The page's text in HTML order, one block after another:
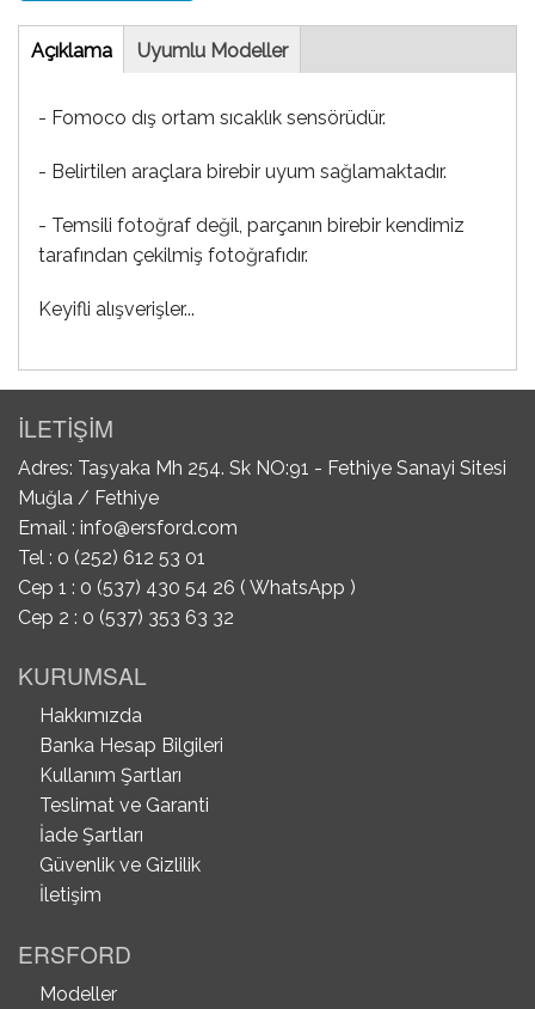
Tab
Açıklama(etkinUyumlu Modeller
- Fomoco dış ortam sıcaklık sensörüdür.
- Belirtilen araçlara birebir uyum sağlamaktadır.
- Temsili fotoğraf değil, parçanın birebir kendimiz
tarafından çekilmiş fotoğrafıdır.
Keyifli alışverişler...
İLETİŞİM
Adres: Taşyaka Mh 254. Sk NO:91 - Fethiye Sanayi Sitesi
Muğla / Fethiye
Email : info@ersford.com
Tel : 0 (252) 612 53 01
Cep 1 : 0 (537) 430 54 26 ( WhatsApp )
Cep 2 : 0 (537) 353 63 32
KURUMSAL
Hakkımızda
Banka Hesap Bilgileri
Kullanım Şartları
Teslimat ve Garanti
İade Şartları
Güvenlik ve Gizlilik
İletişim
ERSFORD
Modeller